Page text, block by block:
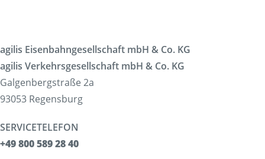
agilis Eisenbahngesellschaft mbH & Co. KG
agilis Verkehrsgesellschaft mbH & Co. KG
Galgenbergstraße 2a
93053 Regensburg
SERVICETELEFON
+49 800 589 28 40